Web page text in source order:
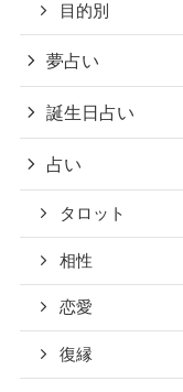
目的別
夢占い
誕生日占い
占い
タロット
相性
恋愛
復縁